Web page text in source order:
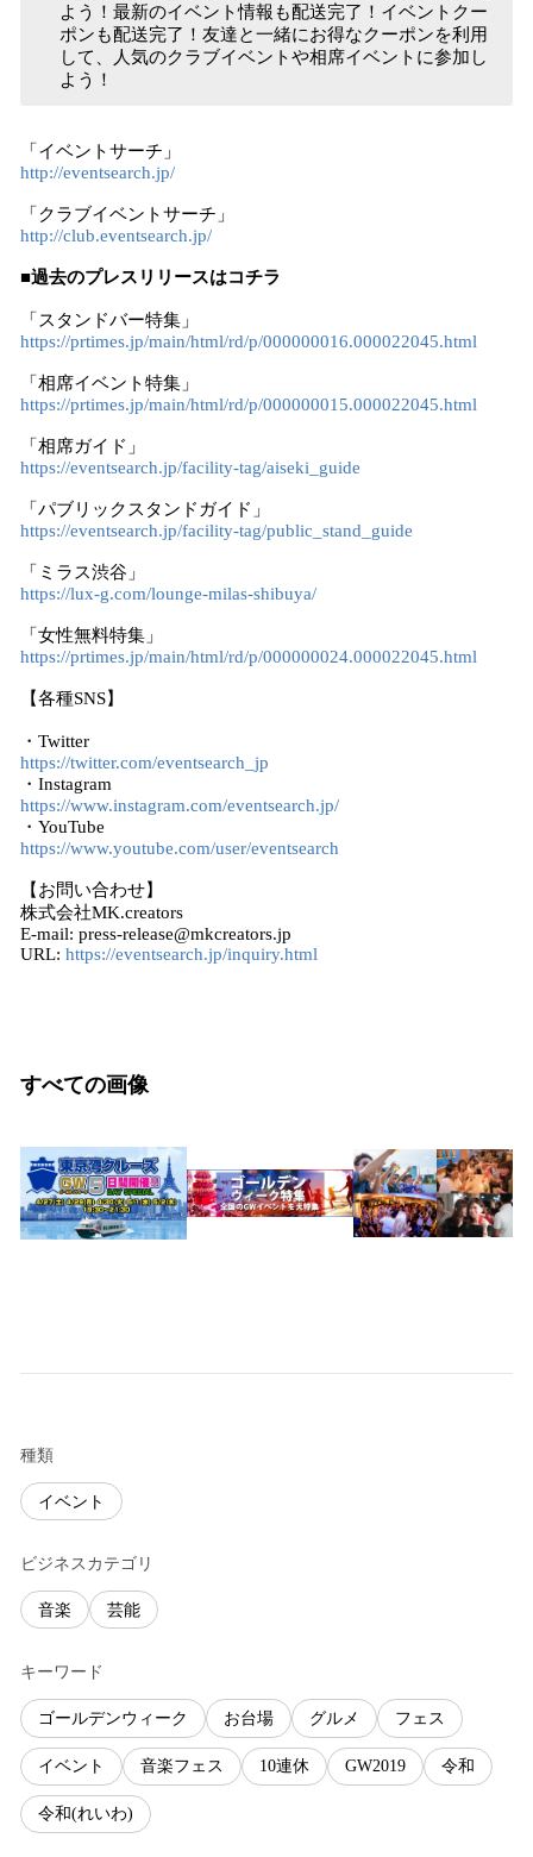
よう！最新のイベント情報も配送完了！イベントクー
ポンも配送完了！友達と一緒にお得なクーポンを利用
して、人気のクラブイベントや相席イベントに参加し
よう！
「イベントサーチ」
http://eventsearch.jp/
「クラブイベントサーチ」
http://club.eventsearch.jp/
■過去のプレスリリースはコチラ
「スタンドバー特集」
https://prtimes.jp/main/html/rd/p/000000016.000022045.html
「相席イベント特集」
https://prtimes.jp/main/html/rd/p/000000015.000022045.html
「相席ガイド」
https://eventsearch.jp/facility-tag/aiseki_guide
「パブリックスタンドガイド」
https://eventsearch.jp/facility-tag/public_stand_guide
「ミラス渋谷」
https://lux-g.com/lounge-milas-shibuya/
「女性無料特集」
https://prtimes.jp/main/html/rd/p/000000024.000022045.html
【各種SNS】
・Twitter
https://twitter.com/eventsearch_jp
・Instagram
https://www.instagram.com/eventsearch.jp/
・YouTube
https://www.youtube.com/user/eventsearch
【お問い合わせ】
株式会社MK.creators
E-mail: press-release@mkcreators.jp
URL: https://eventsearch.jp/inquiry.html
すべての画像
種類
イベント
ビジネスカテゴリ
音楽 芸能
キーワード
ゴールデンウィーク お台場 グルメ フェス
イベント 音楽フェス 10連休 GW2019 令和
令和(れいわ)